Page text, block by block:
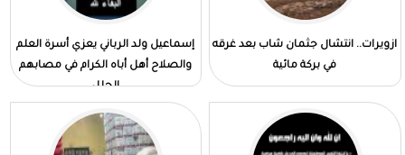
ازويرات.. انتشال جثمان شاب بعد غرقه
في بركة مائية
إسماعيل ولد الرباني يعزي أسرة العلم
والصلاح أهل أباه الكرام في مصابهم
الجلل